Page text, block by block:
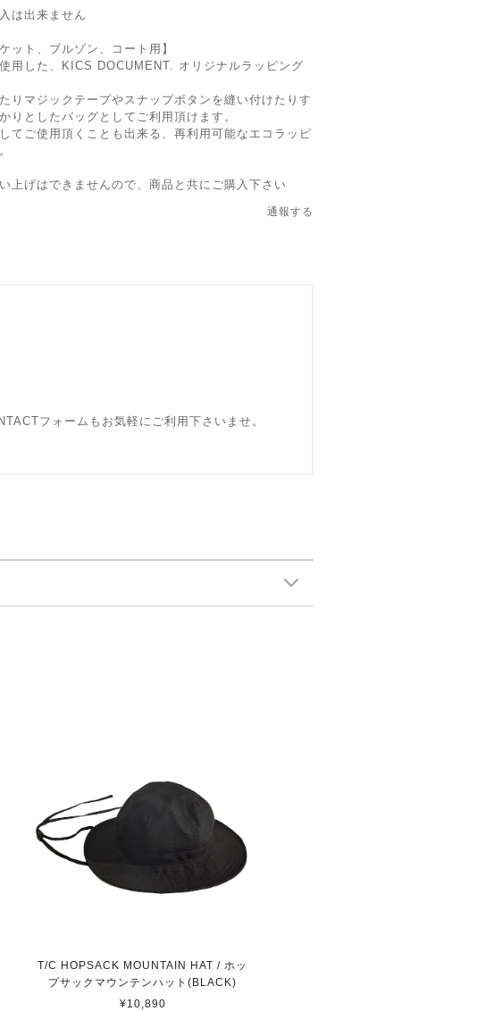
は出来ません
ット、ブルゾン、コート用】
用した、KICS DOCUMENT. オリジナルラッピング
りマジックテープやスナップボタンを縫い付けたりす
りとしたバッグとしてご利用頂けます。
てご使用頂くことも出来る、再利用可能なエコラッピ
上げはできませんので、商品と共にご購入下さい
通報する
フォームもお気軽にご利用下さいませ。
T/C HOPSACK MOUNTAIN HAT / ホッ
プサックマウンテンハット(BLACK)
¥10,890